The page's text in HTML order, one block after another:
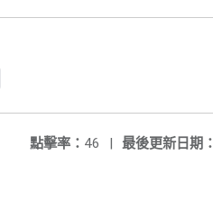
最後更新日期：
點擊率： 46 |